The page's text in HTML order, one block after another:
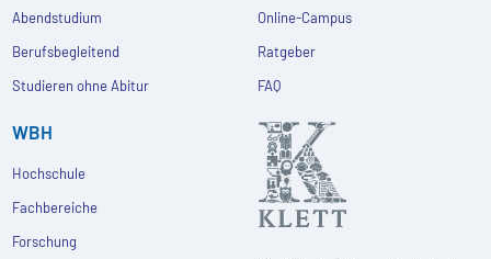
Abendstudium
Berufsbegleitend
Studieren ohne Abitur
Online-Campus
Ratgeber
FAQ
WBH
Hochschule
Fachbereiche
Forschung